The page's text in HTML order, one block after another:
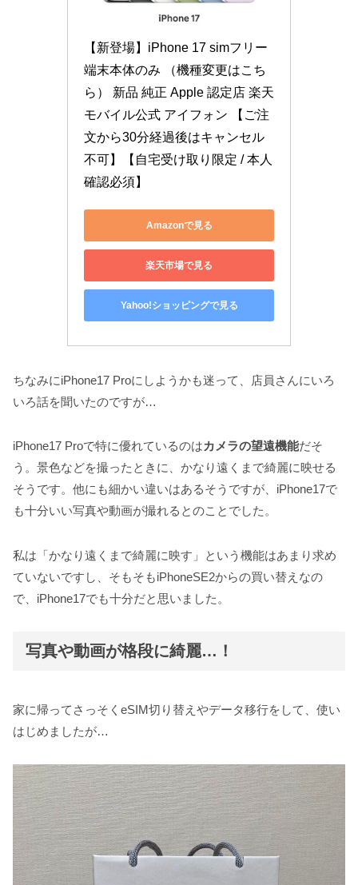
【新登場】iPhone 17 simフリー
端末本体のみ （機種変更はこち
ら） 新品 純正 Apple 認定店 楽天
モバイル公式 アイフォン 【ご注
文から30分経過後はキャンセル
不可】【自宅受け取り限定 / 本人
確認必須】
Amazonで見る
楽天市場で見る
Yahoo!ショッピングで見る
ちなみにiPhone17 Proにしようかも迷って、店員さんにいろ
いろ話を聞いたのですが…
iPhone17 Proで特に優れているのはカメラの望遠機能だそ
う。景色などを撮ったときに、かなり遠くまで綺麗に映せる
そうです。他にも細かい違いはあるそうですが、iPhone17で
も十分いい写真や動画が撮れるとのことでした。
私は「かなり遠くまで綺麗に映す」という機能はあまり求め
ていないですし、そもそもiPhoneSE2からの買い替えなの
で、iPhone17でも十分だと思いました。
写真や動画が格段に綺麗…！
家に帰ってさっそくeSIM切り替えやデータ移行をして、使い
はじめましたが…